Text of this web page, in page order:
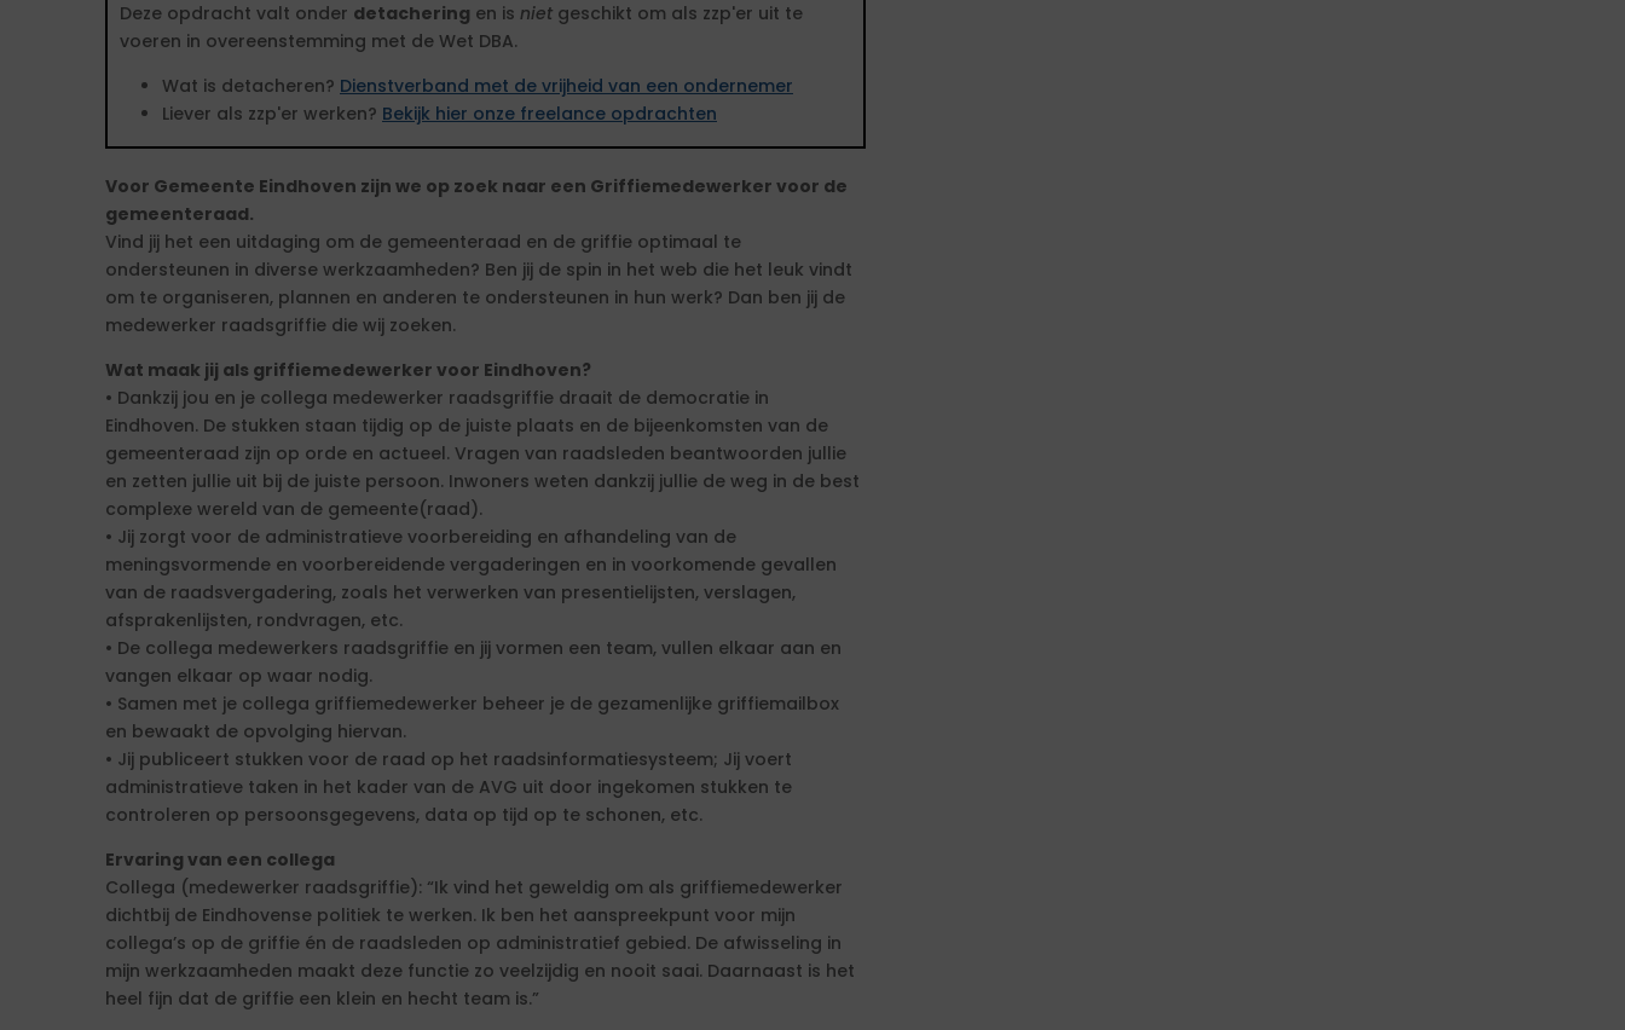
Deze opdracht valt onder detachering en is niet geschikt om als zzp'er uit te
voeren in overeenstemming met de Wet DBA.
Wat is detacheren? Dienstverband met de vrijheid van een ondernemer
Liever als zzp'er werken? Bekijk hier onze freelance opdrachten
Voor Gemeente Eindhoven zijn we op zoek naar een Griffiemedewerker voor de
gemeenteraad.
Vind jij het een uitdaging om de gemeenteraad en de griffie optimaal te
ondersteunen in diverse werkzaamheden? Ben jij de spin in het web die het leuk vindt
om te organiseren, plannen en anderen te ondersteunen in hun werk? Dan ben jij de
medewerker raadsgriffie die wij zoeken.
Wat maak jij als griffiemedewerker voor Eindhoven?
• Dankzij jou en je collega medewerker raadsgriffie draait de democratie in
Eindhoven. De stukken staan tijdig op de juiste plaats en de bijeenkomsten van de
gemeenteraad zijn op orde en actueel. Vragen van raadsleden beantwoorden jullie
en zetten jullie uit bij de juiste persoon. Inwoners weten dankzij jullie de weg in de best
complexe wereld van de gemeente(raad).
• Jij zorgt voor de administratieve voorbereiding en afhandeling van de
meningsvormende en voorbereidende vergaderingen en in voorkomende gevallen
van de raadsvergadering, zoals het verwerken van presentielijsten, verslagen,
afsprakenlijsten, rondvragen, etc.
• De collega medewerkers raadsgriffie en jij vormen een team, vullen elkaar aan en
vangen elkaar op waar nodig.
• Samen met je collega griffiemedewerker beheer je de gezamenlijke griffiemailbox
en bewaakt de opvolging hiervan.
• Jij publiceert stukken voor de raad op het raadsinformatiesysteem; Jij voert
administratieve taken in het kader van de AVG uit door ingekomen stukken te
controleren op persoonsgegevens, data op tijd op te schonen, etc.
Ervaring van een collega
Collega (medewerker raadsgriffie): “Ik vind het geweldig om als griffiemedewerker
dichtbij de Eindhovense politiek te werken. Ik ben het aanspreekpunt voor mijn
collega’s op de griffie én de raadsleden op administratief gebied. De afwisseling in
mijn werkzaamheden maakt deze functie zo veelzijdig en nooit saai. Daarnaast is het
heel fijn dat de griffie een klein en hecht team is.”